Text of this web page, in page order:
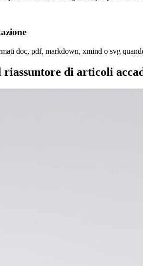
doc, pdf, markdown, xmind o svg
riassuntore di articoli